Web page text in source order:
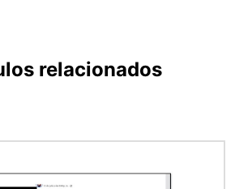
relacionados